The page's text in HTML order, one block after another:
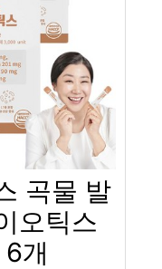
곡물 발
오틱스
개